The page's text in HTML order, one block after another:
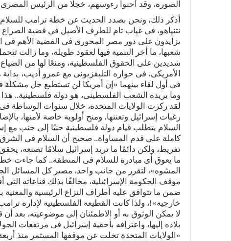
الصورة، وقد أحنوا رءوسهم، خجلًا من الرئيس
أذكر ذلك، ونحن بصدد الحديث عن خطة ترامب للسلام
نتنياهو، فى غياب تام للطرف الأصيل فى قضية
يزايدون على دور مصر المحورى فى القضية الأهم فى
شعبها، ما أخر التنمية فيها لعقود طويلة، وما زالت
شديدين على الحقوق الفلسطينية، ومنعًا لها من
الأمريكى، فى حواره التليفزيونى مع عمرو أديب،
فى أول لقاء بينهما «إن أمريكا لن تستطيع حل
وما يريده الشعب الفلسطينى، هو دولة فلسطينية..
لقد ركزت الولايات المتحدة، خلال سنوات الوساطة
رغبات إسرائيل وتعنتها، ومنح أولوية خاصة لأمنها،
السلام يتطلب قيام دولة فلسطينية جنبًا إلى جنب مع
كاملة على قدم المساواة.. صحيح أن السلام فى
تفريط، ولكن دائمًا ما تريد إسرائيل سلامًا تصنعه،
ما يعوق أى مبادرة للسلام فى المنطقة.. كما جاءت
المشوه»، لتقرر من جانب واحد، مصير كل المسائل
موقف الحكومة الإسرائيلية، مخالفًا بذلك قناعاته
ضمن ما تتوافق عليه أطراف النزاع الرئيسية
لا يمكن الوثوق به أو الاطمئنان إلى موضوعيته، بعد
بلاده إليها، واعترافه بأحقية إسرائيل فى مرتفعات
«الولايات المتحدة تخلت عن موقفها المستمر منذ